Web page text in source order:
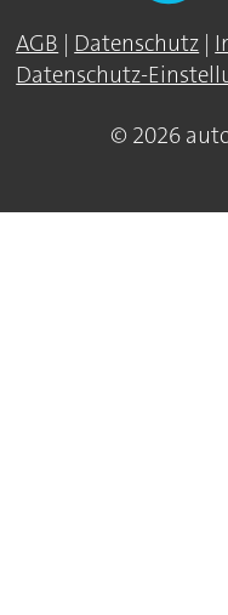
AGB | Datenschutz |
Datenschutz-
© 2026